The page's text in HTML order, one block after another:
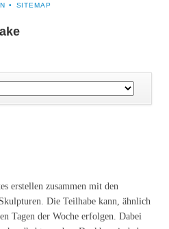
SITEMAP
erstellen zusammen mit den
Die Teilhabe kann, ähnlich
Tagen der Woche erfolgen. Dabei